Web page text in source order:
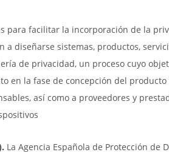
para facilitar la incorporación de la
a diseñarse sistemas, productos,
de privacidad, un proceso cuyo
en la fase de concepción del
así como a proveedores y
La Agencia Española de Protección de